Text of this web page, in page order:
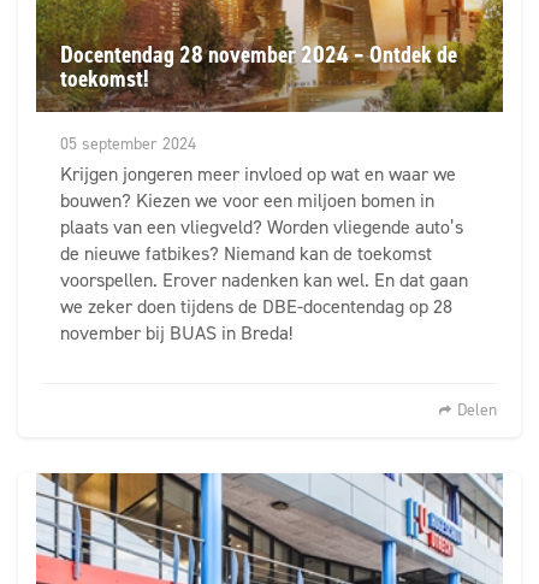
Docentendag 28 november 2024 – Ontdek de
toekomst!
05 september 2024
Krijgen jongeren meer invloed op wat en waar we
bouwen? Kiezen we voor een miljoen bomen in
plaats van een vliegveld? Worden vliegende auto’s
de nieuwe fatbikes? Niemand kan de toekomst
voorspellen. Erover nadenken kan wel. En dat gaan
we zeker doen tijdens de DBE-docentendag op 28
november bij BUAS in Breda!
Delen